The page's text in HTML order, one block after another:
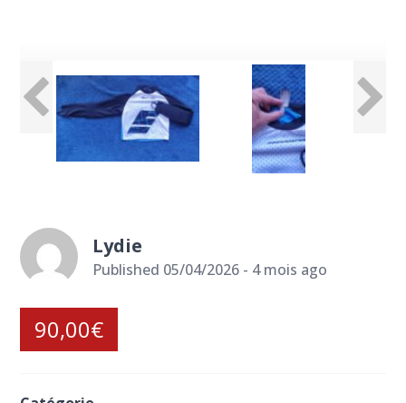
Lydie
Published 05/04/2026 - 4 mois ago
90,00€